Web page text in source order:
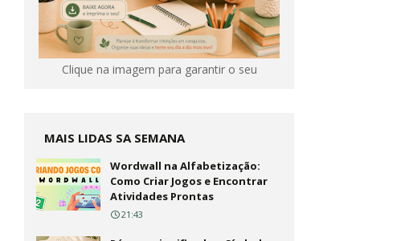
Clique na imagem para garantir o seu
MAIS LIDAS SA SEMANA
Wordwall na Alfabetização:
Como Criar Jogos e Encontrar
Atividades Prontas
21:43